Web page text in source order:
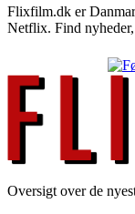
Flixfilm.dk er
Netflix. Find
Oversigt over de